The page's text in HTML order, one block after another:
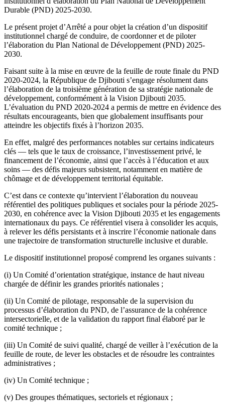
Durable (PND) 2025-2030.
Le présent projet d’Arrêté a pour objet la création d’un dispositif
institutionnel chargé de conduire, de coordonner et de piloter
l’élaboration du Plan National de Développement (PND) 2025-
2030.
Faisant suite à la mise en œuvre de la feuille de route finale du PND
2020-2024, la République de Djibouti s’engage résolument dans
l’élaboration de la troisième génération de sa stratégie nationale de
développement, conformément à la Vision Djibouti 2035.
L’évaluation du PND 2020-2024 a permis de mettre en évidence des
résultats encourageants, bien que globalement insuffisants pour
atteindre les objectifs fixés à l’horizon 2035.
En effet, malgré des performances notables sur certains indicateurs
clés — tels que le taux de croissance, l’investissement privé, le
financement de l’économie, ainsi que l’accès à l’éducation et aux
soins — des défis majeurs subsistent, notamment en matière de
chômage et de développement territorial équitable.
C’est dans ce contexte qu’intervient l’élaboration du nouveau
référentiel des politiques publiques et sociales pour la période 2025-
2030, en cohérence avec la Vision Djibouti 2035 et les engagements
internationaux du pays. Ce référentiel visera à consolider les acquis,
à relever les défis persistants et à inscrire l’économie nationale dans
une trajectoire de transformation structurelle inclusive et durable.
Le dispositif institutionnel proposé comprend les organes suivants :
(i) Un Comité d’orientation stratégique, instance de haut niveau
chargée de définir les grandes priorités nationales ;
(ii) Un Comité de pilotage, responsable de la supervision du
processus d’élaboration du PND, de l’assurance de la cohérence
intersectorielle, et de la validation du rapport final élaboré par le
comité technique ;
(iii) Un Comité de suivi qualité, chargé de veiller à l’exécution de la
feuille de route, de lever les obstacles et de résoudre les contraintes
administratives ;
(iv) Un Comité technique ;
(v) Des groupes thématiques, sectoriels et régionaux ;